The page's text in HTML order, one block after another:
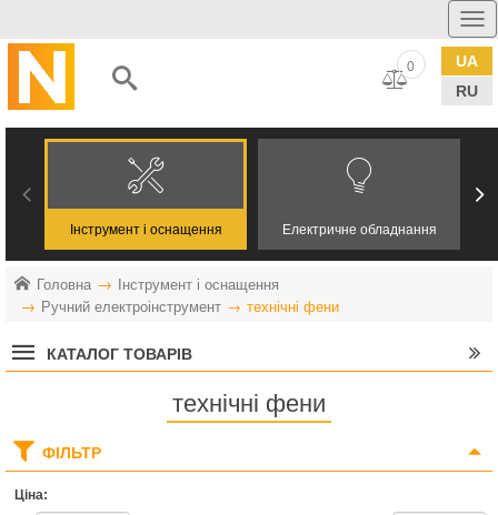
UA
RU
0
Інструмент і оснащення Електричне обладнання
Головна
Інструмент і оснащення
Ручний електроінструмент
технічні фени
КАТАЛОГ ТОВАРІВ
технічні фени
ФІЛЬТР
Ціна: